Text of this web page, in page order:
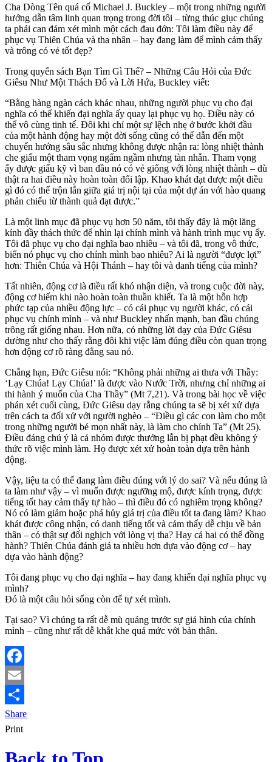
Cha Dòng Tên quá cố Michael J. Buckley – một trong những người
hướng dẫn tâm linh quan trọng trong đời tôi – từng thúc giục chúng
ta phải can đảm xét mình một cách đau đớn: Tôi làm điều này để
phục vụ Thiên Chúa và tha nhân – hay đang làm để mình cảm thấy
và trông có vẻ tốt đẹp?
Trong quyển sách Bạn Tìm Gì Thế? – Những Câu Hỏi của Đức
Giêsu Như Một Thách Đố và Lời Hứa, Buckley viết:
“Bằng hàng ngàn cách khác nhau, những người phục vụ cho đại
nghĩa có thể khiến đại nghĩa ấy quay lại phục vụ họ. Điều này có
thể vô cùng tinh tế. Đôi khi chỉ một sự lệch nhẹ ở bước khởi đầu
của một hành động hay một đời sống cũng có thể dẫn đến một
chuyển hướng sâu sắc nhưng không được nhận ra: lòng nhiệt thành
che giấu một tham vọng ngấm ngầm nhưng tàn nhẫn. Tham vọng
ấy được giấu kỹ vì ban đầu nó có vẻ giống với lòng nhiệt thành – dù
thật ra hai điều này hoàn toàn đối lập. Khao khát đạt được một điều
gì đó có thể trộn lẫn giữa giá trị nội tại của một dự án với hào quang
phản chiếu từ thành quả đạt được.”
Là một linh mục đã phục vụ hơn 50 năm, tôi thấy đây là một lăng
kính đầy thách thức để nhìn lại chính mình và hành trình mục vụ ấy.
Tôi đã phục vụ cho đại nghĩa bao nhiêu – và tôi đã, trong vô thức,
biến nó phục vụ cho chính mình bao nhiêu? Ai là người “được lợi”
hơn: Thiên Chúa và Hội Thánh – hay tôi và danh tiếng của mình?
Tất nhiên, động cơ là điều rất khó nhận diện, và trong cuộc đời này,
động cơ hiếm khi nào hoàn toàn thuần khiết. Ta là một hỗn hợp
phức tạp của nhiều động lực – có cái phục vụ người khác, có cái
phục vụ chính mình – và như Buckley nhấn mạnh, ban đầu chúng
trông rất giống nhau. Hơn nữa, có những lời dạy của Đức Giêsu
dường như cho thấy rằng đôi khi việc làm đúng điều còn quan trọng
hơn động cơ rõ ràng đằng sau nó.
Chẳng hạn, Đức Giêsu nói: “Không phải những ai thưa với Thầy:
‘Lạy Chúa! Lạy Chúa!’ là được vào Nước Trời, nhưng chỉ những ai
thi hành ý muốn của Cha Thầy” (Mt 7,21). Và trong bài học về việc
phán xét cuối cùng, Đức Giêsu dạy rằng chúng ta sẽ bị xét xử dựa
trên cách ta đối xử với người nghèo – “Điều gì các con làm cho một
trong những người bé mọn nhất này, là làm cho chính Ta” (Mt 25).
Điều đáng chú ý là cả nhóm được thưởng lẫn bị phạt đều không ý
thức rõ việc mình làm. Họ được xét xử hoàn toàn dựa trên hành
động.
Vậy, liệu ta có thể đang làm điều đúng với lý do sai? Và nếu đúng là
ta làm như vậy – vì muốn được ngưỡng mộ, được kính trọng, được
tiếng tốt hay cảm thấy tự hào – thì điều đó có nghiêm trọng không?
Nó có làm giảm hoặc phá hủy giá trị của điều tốt ta đang làm? Khao
khát được công nhận, có danh tiếng tốt và cảm thấy dễ chịu về bản
thân – có thật sự đối nghịch với lòng vị tha? Hay cả hai có thể đồng
hành? Thiên Chúa đánh giá ta nhiều hơn dựa vào động cơ – hay
dựa vào hành động?
Tôi đang phục vụ cho đại nghĩa – hay đang khiến đại nghĩa phục vụ
mình?
Đó là một câu hỏi sống còn để tự xét mình.
Tại sao? Vì chúng ta rất dễ mù quáng trước sự giả hình của chính
mình – cũng như rất dễ khắt khe quá mức với bản thân.
Facebook
Email
Share
Print